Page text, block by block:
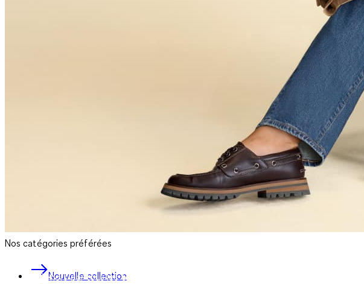
Dehors par tous les temps
Nos catégories préférées
Nouvelle collection